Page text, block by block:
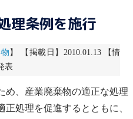
理条例を施行
】 【掲載日】2010.01.13 【情
表
、 産業廃棄物の適正な処理
正処理を促進するとともに、